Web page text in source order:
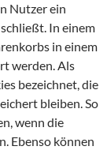
Nutzer ein
In einem
in einem
werden. Als
bezeichnet, die
bleiben. So
wenn die
Ebenso können